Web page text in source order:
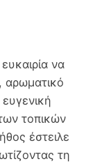
να
τοπικών
έστειλε
τη